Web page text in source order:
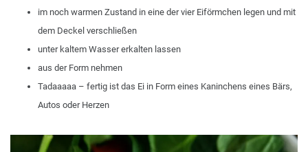
im noch warmen Zustand in eine der vier Eiförmchen legen und mit
dem Deckel verschließen
unter kaltem Wasser erkalten lassen
aus der Form nehmen
Tadaaaaa – fertig ist das Ei in Form eines Kaninchens eines Bärs,
Autos oder Herzen